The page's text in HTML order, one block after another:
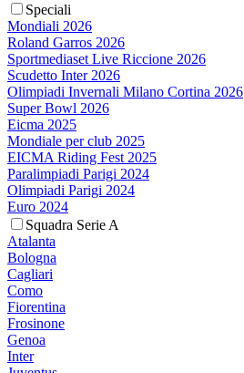
Speciali
Mondiali 2026
Roland Garros 2026
Sportmediaset Live Riccione 2026
Scudetto Inter 2026
Olimpiadi Invernali Milano Cortina 2026
Super Bowl 2026
Eicma 2025
Mondiale per club 2025
EICMA Riding Fest 2025
Paralimpiadi Parigi 2024
Olimpiadi Parigi 2024
Euro 2024
Squadra Serie A
Atalanta
Bologna
Cagliari
Como
Fiorentina
Frosinone
Genoa
Inter